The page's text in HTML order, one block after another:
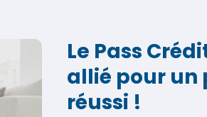
Le Pass
allié pour
réussi !